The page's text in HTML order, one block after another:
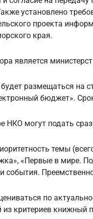
установлено
проекта
края.
является
размещаться на
бюджет».
НКО могут подать
темы
«Первые в мире.
события.
по
критериев книжный